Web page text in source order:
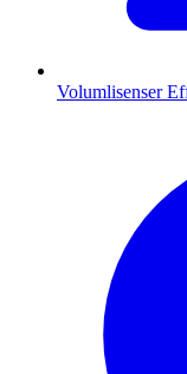
Volumlisenser